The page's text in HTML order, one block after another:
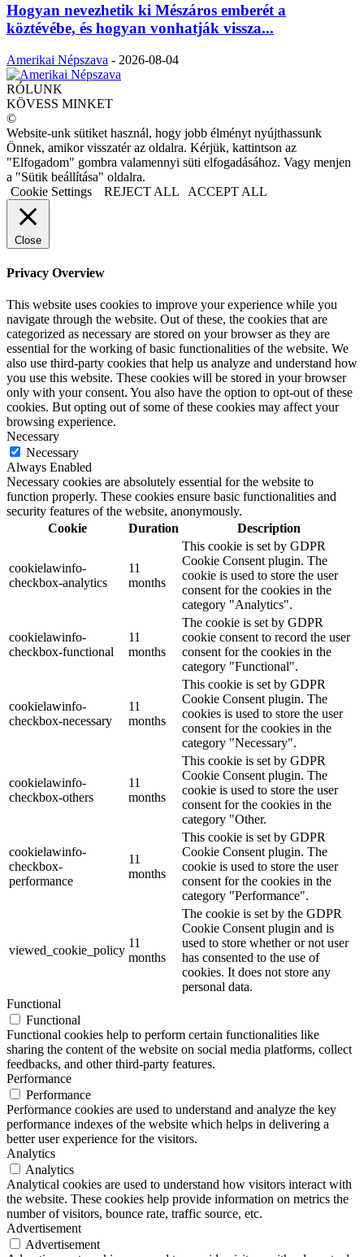
Hogyan nevezhetik ki Mészáros emberét a
köztévébe, és hogyan vonhatják vissza...
Amerikai Népszava - 2026-08-04
RÓLUNK
KÖVESS MINKET
©
Website-unk sütiket használ, hogy jobb élményt nyújthassunk
Önnek, amikor visszatér az oldalra. Kérjük, kattintson az
"Elfogadom" gombra valamennyi süti elfogadásához. Vagy menjen
a "Sütik beállítása" oldalra.
Cookie Settings
REJECT ALL ACCEPT ALL
Close
Privacy Overview
This website uses cookies to improve your experience while you
navigate through the website. Out of these, the cookies that are
categorized as necessary are stored on your browser as they are
essential for the working of basic functionalities of the website. We
also use third-party cookies that help us analyze and understand how
you use this website. These cookies will be stored in your browser
only with your consent. You also have the option to opt-out of these
cookies. But opting out of some of these cookies may affect your
browsing experience.
Necessary
Necessary
Always Enabled
Necessary cookies are absolutely essential for the website to
function properly. These cookies ensure basic functionalities and
security features of the website, anonymously.
Cookie
Duration Description
cookielawinfo-
checkbox-analytics
11
months
This cookie is set by GDPR
Cookie Consent plugin. The
cookie is used to store the user
consent for the cookies in the
category "Analytics".
cookielawinfo-
checkbox-functional
11
months
The cookie is set by GDPR
cookie consent to record the user
consent for the cookies in the
category "Functional".
cookielawinfo-
checkbox-necessary
11
months
This cookie is set by GDPR
Cookie Consent plugin. The
cookies is used to store the user
consent for the cookies in the
category "Necessary".
cookielawinfo-
checkbox-others
11
months
This cookie is set by GDPR
Cookie Consent plugin. The
cookie is used to store the user
consent for the cookies in the
category "Other.
cookielawinfo-
checkbox-
performance
11
months
This cookie is set by GDPR
Cookie Consent plugin. The
cookie is used to store the user
consent for the cookies in the
category "Performance".
viewed_cookie_policy
11
months
The cookie is set by the GDPR
Cookie Consent plugin and is
used to store whether or not user
has consented to the use of
cookies. It does not store any
personal data.
Functional
Functional
Functional cookies help to perform certain functionalities like
sharing the content of the website on social media platforms, collect
feedbacks, and other third-party features.
Performance
Performance
Performance cookies are used to understand and analyze the key
performance indexes of the website which helps in delivering a
better user experience for the visitors.
Analytics
Analytics
Analytical cookies are used to understand how visitors interact with
the website. These cookies help provide information on metrics the
number of visitors, bounce rate, traffic source, etc.
Advertisement
Advertisement